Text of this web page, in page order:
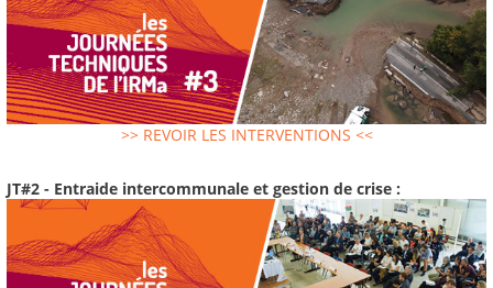
>> REVOIR LES INTERVENTIONS <<
JT#2 - Entraide intercommunale et gestion de crise :